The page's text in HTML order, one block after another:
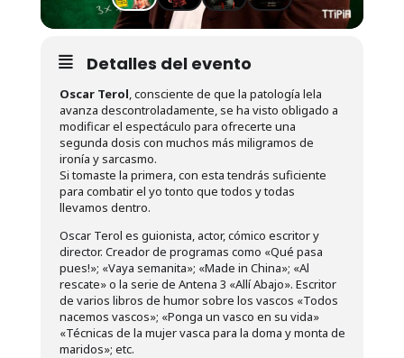
Detalles del evento
Oscar Terol , consciente de que la patología lela
avanza descontroladamente, se ha visto obligado a
modificar el espectáculo para ofrecerte una
segunda dosis con muchos más miligramos de
ironía y sarcasmo.
Si tomaste la primera, con esta tendrás suficiente
para combatir el yo tonto que todos y todas
llevamos dentro.
Oscar Terol es guionista, actor, cómico escritor y
director. Creador de programas como «Qué pasa
pues!»; «Vaya semanita»; «Made in China»; «Al
rescate» o la serie de Antena 3 «Allí Abajo». Escritor
de varios libros de humor sobre los vascos «Todos
nacemos vascos»; «Ponga un vasco en su vida»
«Técnicas de la mujer vasca para la doma y monta de
maridos»; etc.